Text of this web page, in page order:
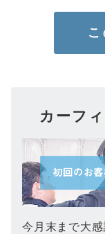
カーフ
今月末まで大